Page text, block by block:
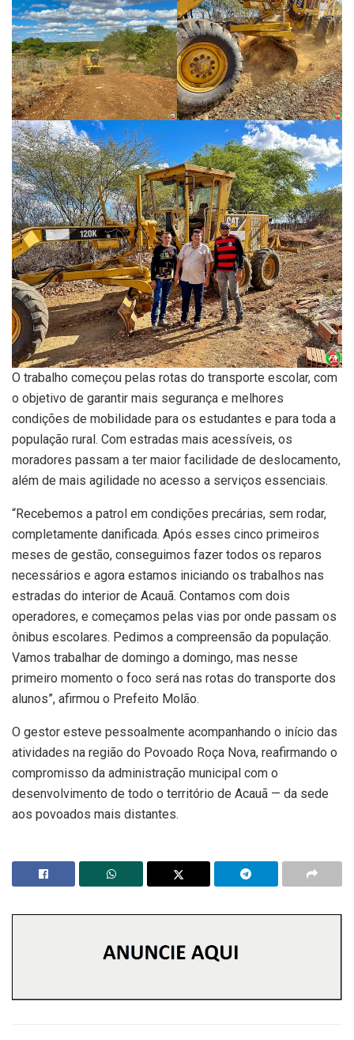
O trabalho começou pelas rotas do transporte escolar, com
o objetivo de garantir mais segurança e melhores
condições de mobilidade para os estudantes e para toda a
população rural. Com estradas mais acessíveis, os
moradores passam a ter maior facilidade de deslocamento,
além de mais agilidade no acesso a serviços essenciais.
“Recebemos a patrol em condições precárias, sem rodar,
completamente danificada. Após esses cinco primeiros
meses de gestão, conseguimos fazer todos os reparos
necessários e agora estamos iniciando os trabalhos nas
estradas do interior de Acauã. Contamos com dois
operadores, e começamos pelas vias por onde passam os
ônibus escolares. Pedimos a compreensão da população.
Vamos trabalhar de domingo a domingo, mas nesse
primeiro momento o foco será nas rotas do transporte dos
alunos”, afirmou o Prefeito Molão.
O gestor esteve pessoalmente acompanhando o início das
atividades na região do Povoado Roça Nova, reafirmando o
compromisso da administração municipal com o
desenvolvimento de todo o território de Acauã — da sede
aos povoados mais distantes.